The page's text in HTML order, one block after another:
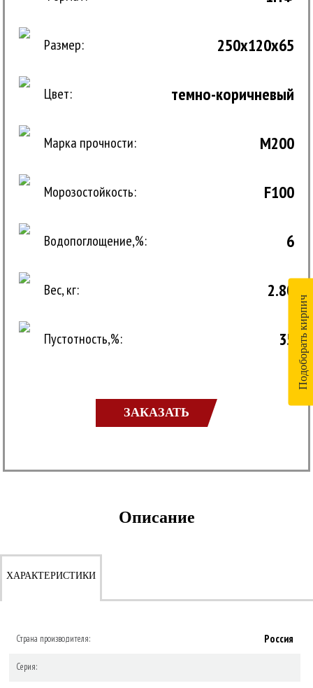
Размер: 250x120x65
Цвет: темно-коричневый
Марка прочности: М200
Морозостойкость: F100
Водопоглощение,%: 6
Вес, кг: 2.80
Пустотность,%: 35
ЗАКАЗАТЬ
Описание
ХАРАКТЕРИСТИКИ
Страна производителя: Россия
Серия:
Подоборать кирпич